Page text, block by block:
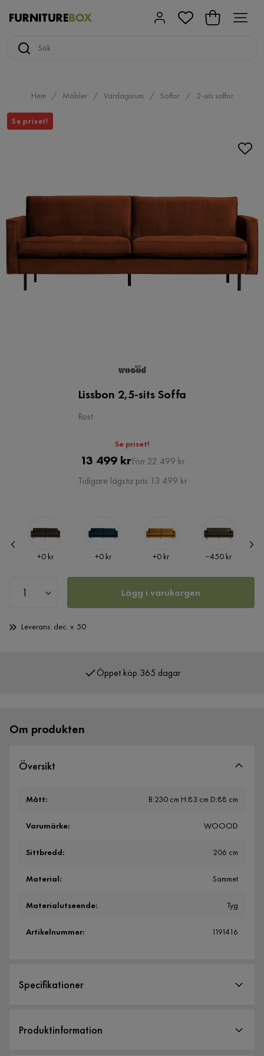
Hem Möbler Vardagsrum Soffor 2-sits soffor
Se priset!
Lissbon 2,5-sits Soffa
Rost
Se priset!
Pris
13 499 krOriginal
Pris
Förr 22 499 kr
Tidigare lägsta pris 13 499 kr
Pris
+0 kr Pris
+0 kr Pris
+0 kr Pris
−450 kr
Lägg i varukorgen
Leverans: dec. v. 50
Öppet köp 365 dagar
Om produkten
Översikt
Mått: B:230 cm H:83 cm D:88 cm
Varumärke: WOOOD
Sittbredd: 206 cm
Material: Sammet
Materialutseende: Tyg
Artikelnummer: 1191416
Specifikationer
Storlek
Produktinformation